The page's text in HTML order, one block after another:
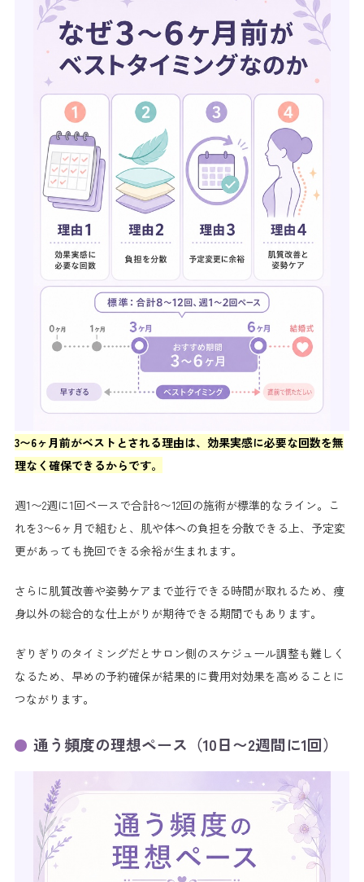
3〜6ヶ月前がベストとされる理由は、効果実感に必要な回数を無
理なく確保できるからです。
週1〜2週に1回ペースで合計8〜12回の施術が標準的なライン。こ
れを3〜6ヶ月で組むと、肌や体への負担を分散できる上、予定変
更があっても挽回できる余裕が生まれます。
さらに肌質改善や姿勢ケアまで並行できる時間が取れるため、痩
身以外の総合的な仕上がりが期待できる期間でもあります。
ぎりぎりのタイミングだとサロン側のスケジュール調整も難しく
なるため、早めの予約確保が結果的に費用対効果を高めることに
つながります。
通う頻度の理想ペース（10日〜2週間に1回）